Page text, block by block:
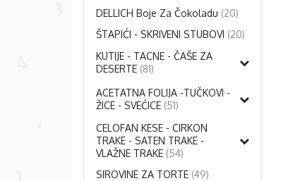
DELLICH Boje Za Čokoladu (20)
ŠTAPIĆI - SKRIVENI STUBOVI (20)
KUTIJE - TACNE - ČAŠE ZA
DESERTE (81)
ACETATNA FOLIJA -TUČKOVI -
ŽICE - SVEĆICE (51)
CELOFAN KESE - CIRKON
TRAKE - SATEN TRAKE -
VLAŽNE TRAKE (54)
SIROVINE ZA TORTE (49)